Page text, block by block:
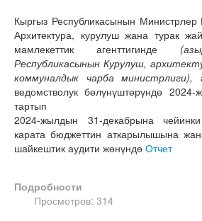
Кыргыз Республикасынын Министрлер
Архитектура, курулуш жана турак
мамлекеттик агенттигинде
Республикасынын Курулуш,
коммуналдык чарба министрлиги),
ведомстволук бөлүнүштөрүндө
тартып
2024-жылдын 31-декабрына
карата бюджеттин аткарылышына
шайкештик аудити жөнүндө Отчет
Подробности
Просмотров: 314